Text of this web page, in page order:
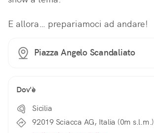
E allora… prepariamoci ad andare!
Piazza Angelo Scandaliato
Dov'è
Sicilia
92019 Sciacca AG, Italia (0m s.l.m.)